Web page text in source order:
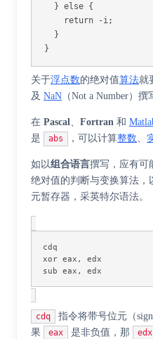
} else {
return
-i;
}
}
关于浮点数的绝对值算法就
及 NaN （Not a Number）撰
在 Pascal、 Fortran 和
是
abs ，可以计算整数、
如以组合语言撰写，应有可
绝对值的判断与变换算法，
元暂存器，采英特尔语法。
cdq
xor eax ,
edx
sub
eax , edx
cdq 指令将带号位元（
果
eax 是非负值，那 edx